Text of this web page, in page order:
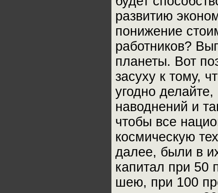
развитию
понижение
работников?
планеты. Вот
засуху к тому,
угодно
наводнений и
чтобы все
космическую
далее, были в
капитал при 50
шею, при 100